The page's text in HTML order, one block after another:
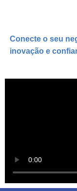
Conecte o seu
inovação e